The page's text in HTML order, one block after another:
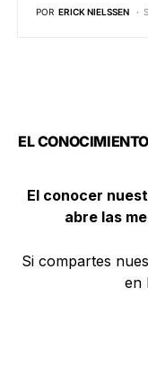
POR ERICK NIELSSEN
EL
El conocer
abre las
Si compartes
en